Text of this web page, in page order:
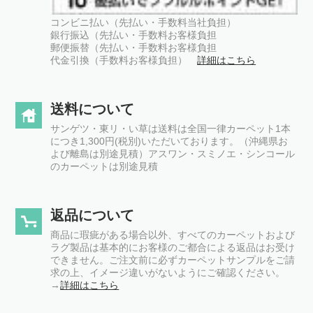
コンビニ払い（先払い・手数料当社負担）
銀行振込（先払い・手数料お客様負担
郵便振替（先払い・手数料お客様負担
代金引換（手数料お客様負担）詳細はこちら
送料について
サンゲツ・東リ・い草は送料は全国一律カーペット1本
につき1,300円(税別)いただいております。（沖縄県お
よび離島は別途見積）アスワン・スミノエ・シンコール
のカーペットは別途見積
返品について
商品に瑕疵がある場合以外、すべてのカーペットおよび
ラグ製品は基本的にお客様のご都合による返品はお受け
できません。ご注文前に必ずカーペットサンプルをご請
求の上、イメージ違いがないようにご確認ください。
→詳細はこちら